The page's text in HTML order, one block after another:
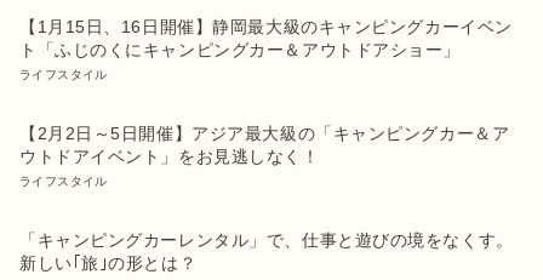
【1月15日、16日開催】静岡最大級のキャンピングカーイベン
ト「ふじのくにキャンピングカー＆アウトドアショー」
ライフスタイル
【2月2日～5日開催】アジア最大級の「キャンピングカー＆ア
ウトドアイベント」をお見逃しなく！
ライフスタイル
「キャンピングカーレンタル」で、仕事と遊びの境をなくす。
新しい｢旅｣の形とは？